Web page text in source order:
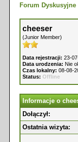
Forum
cheeser
(Junior Member)
Data rejestracji: 23-
Data urodzenia: Nie
Czas lokalny: 08-08-
Status: Offline
Informacje o
Dołączył:
Ostatnia wizyta: